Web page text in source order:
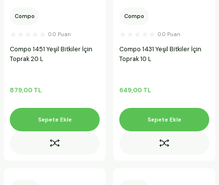
Compo
0.0 Puan
Compo 1451 Yeşil Bitkiler İçin
Toprak 20 L
879,00 TL
Sepete Ekle
Compo
0.0 Puan
Compo 1431 Yeşil Bitkiler İçin
Toprak 10 L
649,00 TL
Sepete Ekle